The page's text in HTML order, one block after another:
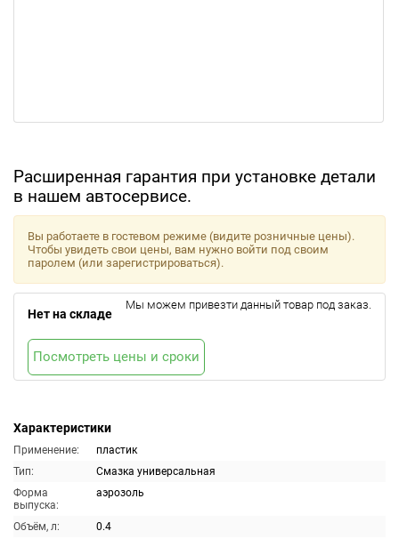
Расширенная гарантия при установке детали
в нашем автосервисе.
Характеристики
Применение:
пластик
Тип:
Смазка универсальная
Форма
выпуска:
аэрозоль
Объём, л:
0.4
Вы работаете в гостевом режиме (видите розничные цены).
Чтобы увидеть свои цены, вам нужно войти под своим
паролем (или зарегистрироваться).
Нет на складе
Мы можем привезти данный товар под заказ.
Посмотреть цены и сроки